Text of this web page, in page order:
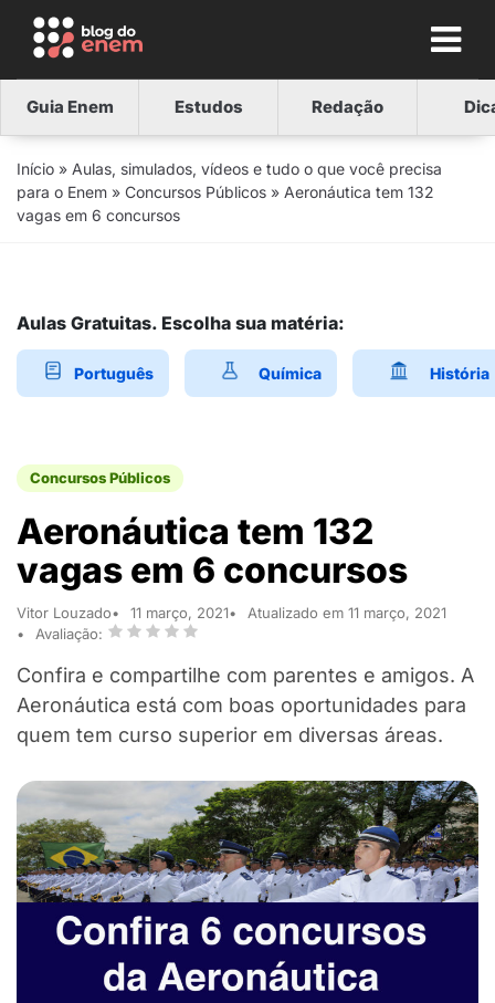
Guia Enem Estudos Redação
Início » Aulas, simulados, vídeos e tudo o que você precisa
para o Enem » Concursos Públicos » Aeronáutica tem 132
vagas em 6 concursos
Aulas Gratuitas. Escolha sua matéria:
Português Química História
Concursos Públicos
Aeronáutica tem 132
vagas em 6 concursos
Vitor Louzado 11 março, 2021
Atualizado em 11 março, 2021
Avaliação:
Confira e compartilhe com parentes e amigos. A
Aeronáutica está com boas oportunidades para
quem tem curso superior em diversas áreas.